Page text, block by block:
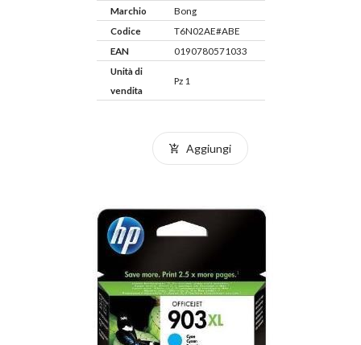
Marchio
Bong
Codice
T6N02AE#ABE
EAN
0190780571033
Unità di
vendita
Pz 1
Aggiungi